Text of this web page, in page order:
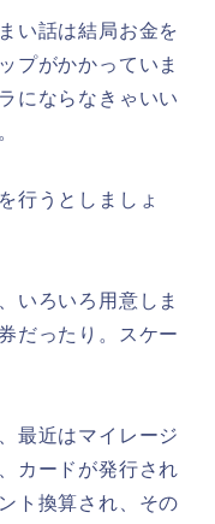
い話は結局お金を
プがかかっていま
にならなきゃいい
行うとしましょ
いろいろ用意しま
だったり。スケー
最近はマイレージ
カードが発行され
ト換算され、その